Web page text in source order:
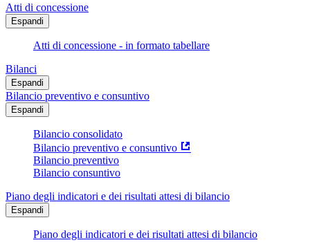
Atti di concessione
Espandi
Atti di concessione - in formato tabellare
Bilanci
Espandi
Bilancio preventivo e consuntivo
Espandi
Bilancio consolidato
Bilancio preventivo e consuntivo
Bilancio preventivo
Bilancio consuntivo
Piano degli indicatori e dei risultati attesi di bilancio
Espandi
Piano degli indicatori e dei risultati attesi di bilancio